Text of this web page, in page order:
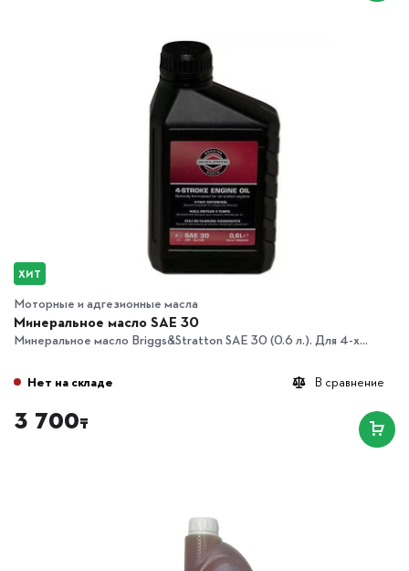
ХИТ
Моторные и адгезионные масла
Минеральное масло SAE 30
Минеральное масло Briggs&Stratton SAE 30 (0.6 л.). Для 4-х...
В сравнение
Нет на складе
3 700₸